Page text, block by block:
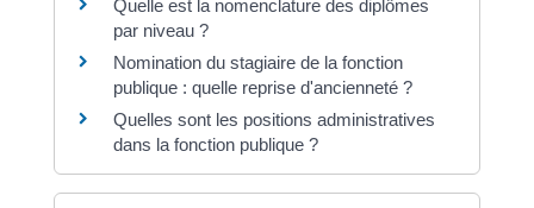
Quelle est la nomenclature des diplômes
par niveau ?
Nomination du stagiaire de la fonction
publique : quelle reprise d'ancienneté ?
Quelles sont les positions administratives
dans la fonction publique ?